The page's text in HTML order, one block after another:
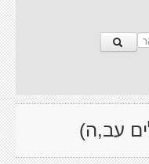
עב,ה)